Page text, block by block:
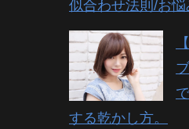
似合わせ法則/お
する乾かし方。